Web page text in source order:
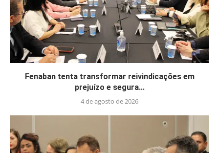
Fenaban tenta transformar reivindicações em
prejuízo e segura...
4 de agosto de 2026